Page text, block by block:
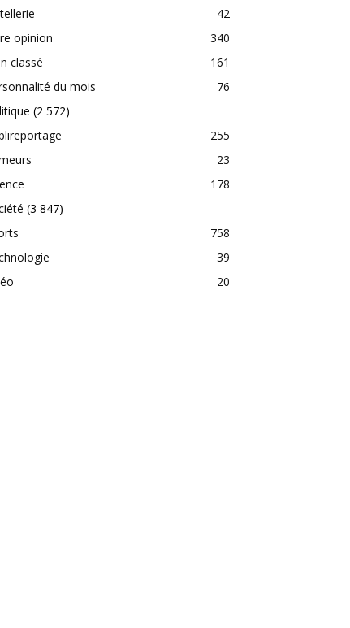
42
opinion
340
classé
161
du mois
76
(2 572)
255
23
178
(3 847)
758
39
20